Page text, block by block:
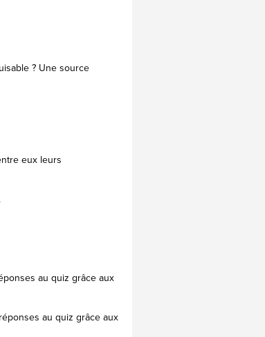
? Une source
eux leurs
au quiz grâce aux
au quiz grâce aux